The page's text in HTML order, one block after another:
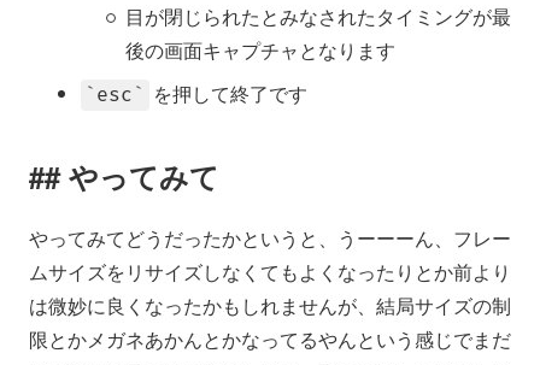
目が閉じられたとみなされたタイミングが最
後の画面キャプチャとなります
esc を押して終了です
やってみて
やってみてどうだったかというと、うーーーん、フレー
ムサイズをリサイズしなくてもよくなったりとか前より
は微妙に良くなったかもしれませんが、結局サイズの制
限とかメガネあかんとかなってるやんという感じでまだ